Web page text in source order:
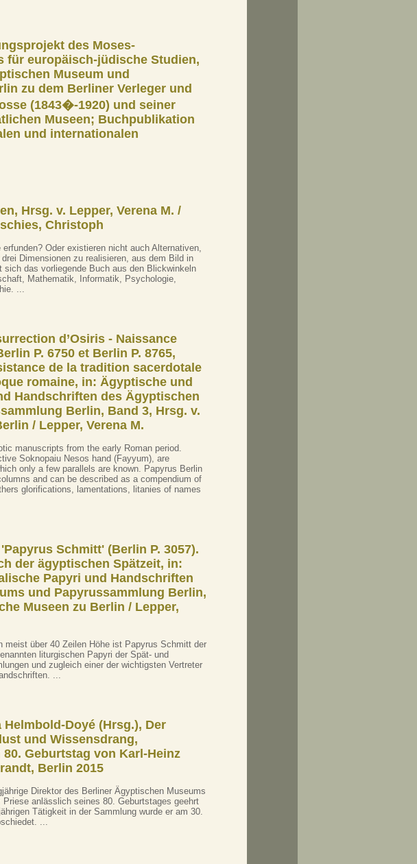
des Moses-
für europäisch-jüdische Studien,
Museum und
zu dem Berliner Verleger und
(1843�-1920) und seiner
Museen; Buchpublikation
und internationalen
Hrsg. v. Lepper, Verena M. /
Christoph
Oder existieren nicht auch Alternativen,
Dimensionen zu realisieren, aus dem Bild in
sich das vorliegende Buch aus den Blickwinkeln
Mathematik, Informatik, Psychologie,
...
d’Osiris - Naissance
P. 6750 et Berlin P. 8765,
de la tradition sacerdotale
romaine, in: Ägyptische und
Handschriften des Ägyptischen
Berlin, Band 3, Hrsg. v.
/ Lepper, Verena M.
manuscripts from the early Roman period.
Soknopaiu Nesos hand (Fayyum), are
only a few parallels are known. Papyrus Berlin
and can be described as a compendium of
glorifications, lamentations, litanies of names
Schmitt' (Berlin P. 3057).
der ägyptischen Spätzeit, in:
Papyri und Handschriften
und Papyrussammlung Berlin,
Museen zu Berlin / Lepper,
meist über 40 Zeilen Höhe ist Papyrus Schmitt der
liturgischen Papyri der Spät- und
und zugleich einer der wichtigsten Vertreter
...
Doyé (Hrsg.), Der
und Wissensdrang,
Geburtstag von Karl-Heinz
Berlin 2015
Direktor des Berliner Ägyptischen Museums
anlässlich seines 80. Geburtstages geehrt
Tätigkeit in der Sammlung wurde er am 30.
...